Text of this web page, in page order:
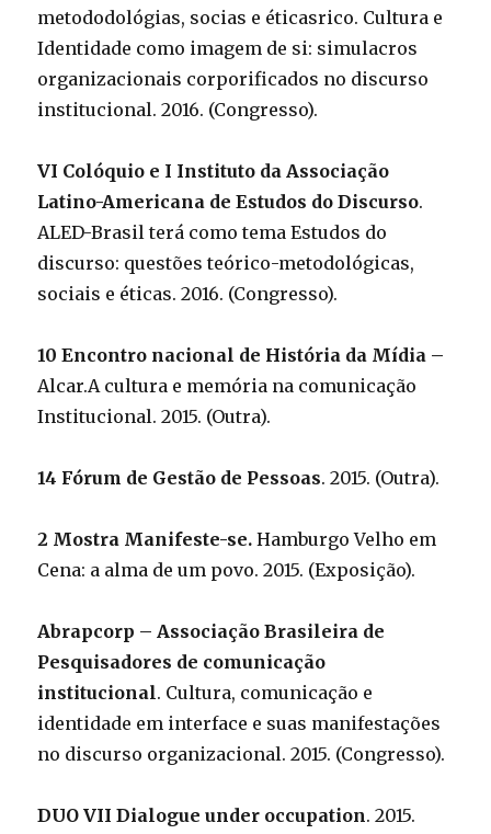
metododológias, socias e éticasrico. Cultura e
Identidade como imagem de si: simulacros
organizacionais corporificados no discurso
institucional. 2016. (Congresso).
VI Colóquio e I Instituto da Associação
Latino-Americana de Estudos do Discurso.
ALED-Brasil terá como tema Estudos do
discurso: questões teórico-metodológicas,
sociais e éticas. 2016. (Congresso).
10 Encontro nacional de História da Mídia –
Alcar.A cultura e memória na comunicação
Institucional. 2015. (Outra).
14 Fórum de Gestão de Pessoas. 2015. (Outra).
2 Mostra Manifeste-se.Hamburgo Velho em
Cena: a alma de um povo. 2015. (Exposição).
Abrapcorp – Associação Brasileira de
Pesquisadores de comunicação
institucional. Cultura, comunicação e
identidade em interface e suas manifestações
no discurso organizacional. 2015. (Congresso).
DUO VII Dialogue under occupation. 2015.